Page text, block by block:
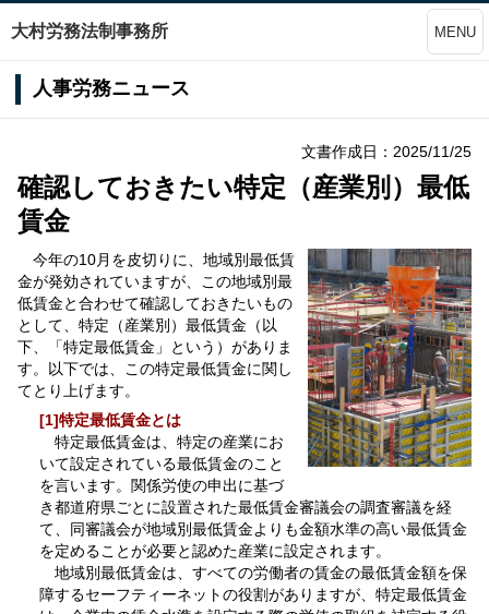
大村労務法制事務所 MENU
人事労務ニュース
文書作成日：2025/11/25
確認しておきたい特定（産業別）最低
賃金
今年の10月を皮切りに、地域別最低賃
金が発効されていますが、この地域別最
低賃金と合わせて確認しておきたいもの
として、特定（産業別）最低賃金（以
下、「特定最低賃金」という）がありま
す。以下では、この特定最低賃金に関し
てとり上げます。
[1]特定最低賃金とは
特定最低賃金は、特定の産業にお
いて設定されている最低賃金のこと
を言います。関係労使の申出に基づ
き都道府県ごとに設置された最低賃金審議会の調査審議を経
て、同審議会が地域別最低賃金よりも金額水準の高い最低賃金
を定めることが必要と認めた産業に設定されます。
地域別最低賃金は、すべての労働者の賃金の最低賃金額を保
障するセーフティーネットの役割がありますが、特定最低賃金